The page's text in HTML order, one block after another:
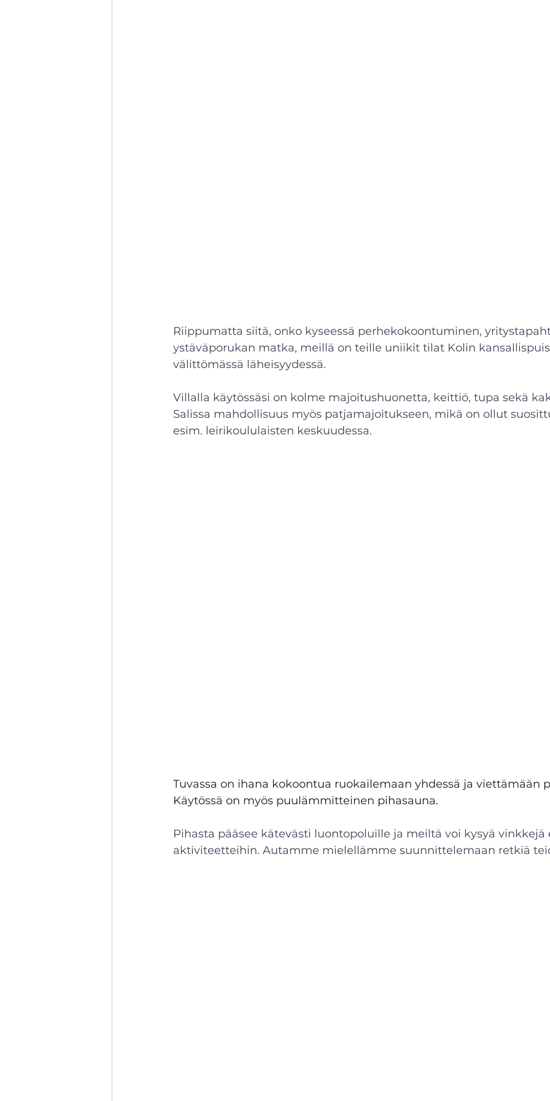
Riippumatta siitä, onko kyseessä perhekokoontuminen,
ystäväporukan matka, meillä on teille uniikit tilat Kolin
välittömässä läheisyydessä.
Villalla käytössäsi on kolme majoitushuonetta, keittiö, tupa sekä
Salissa mahdollisuus myös patjamajoitukseen, mikä on ollut
esim. leirikoululaisten keskuudessa.
Tuvassa on ihana kokoontua ruokailemaan yhdessä ja viettämään
Käytössä on myös puulämmitteinen pihasauna.
Pihasta pääsee kätevästi luontopoluille ja meiltä voi kysyä
aktiviteetteihin. Autamme mielellämme suunnittelemaan retkiä